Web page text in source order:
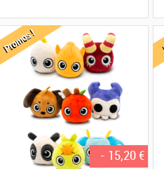
- 15,20 €
Promos !